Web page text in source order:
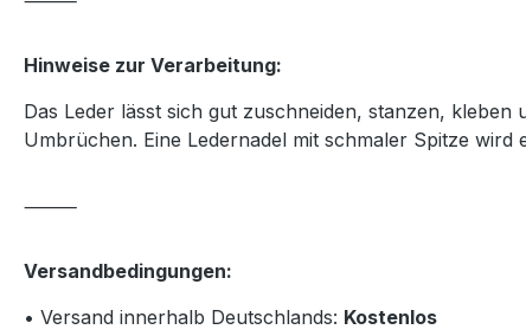
Hinweise zur Verarbeitung:
Das Leder lässt sich gut zuschneiden, stanzen,
Umbrüchen. Eine Ledernadel mit schmaler Spitze wird
⸻
Versandbedingungen:
• Versand innerhalb Deutschlands: Kostenlos